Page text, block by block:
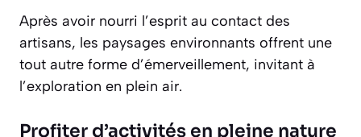
Après avoir nourri l’esprit au contact des
artisans, les paysages environnants offrent une
tout autre forme d’émerveillement, invitant à
l’exploration en plein air.
Profiter d’activités en pleine nature